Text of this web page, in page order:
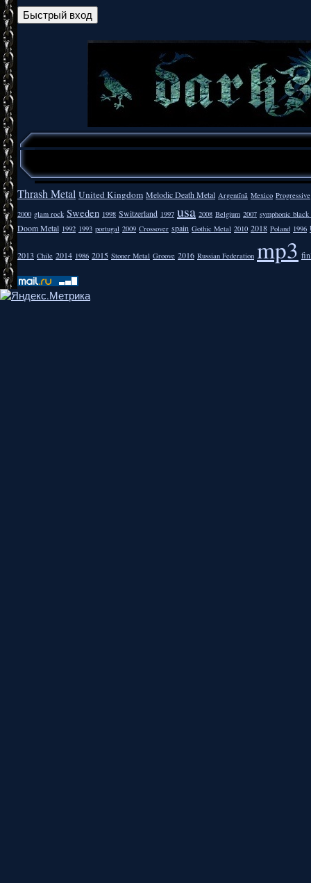
Thrash Metal United Kingdom Melodic Death Metal Argentīnā Mexico Progressive
2000 glam rock Sweden 1998 Switzerland 1997 usa 2008 Belgium 2007 symphonic
Doom Metal 1992 1993 portugal 2009 Crossover spain Gothic Metal 2010 2018 Poland 1996
2013 Chile 2014 1986 2015 Stoner Metal Groove 2016 Russian Federation mp3